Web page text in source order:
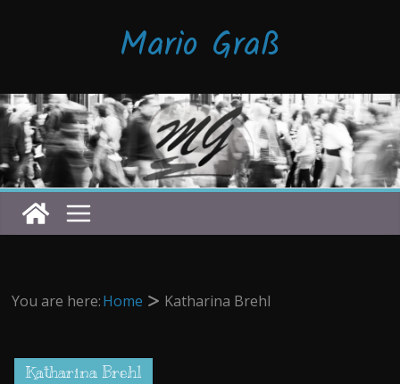
Mario Graß
You are here:Home Katharina Brehl
Katharina Brehl